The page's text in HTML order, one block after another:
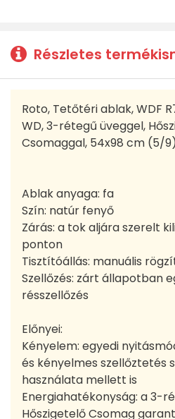
Részletes
Roto, Tetőtéri ablak, WDF
WD, 3-rétegű üveggel,
Csomaggal, 54x98 cm (5/
Ablak anyaga: fa
Szín: natúr fenyő
Zárás: a tok aljára szerelt
ponton
Tisztítóállás: manuális
Szellőzés: zárt állapotban
résszellőzés
Előnyei:
Kényelem: egyedi
és kényelmes szellőztetés
használata mellett is
Energiahatékonyság: a 3-
Hőszigetelő Csomag